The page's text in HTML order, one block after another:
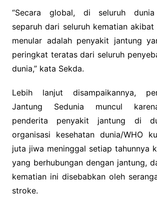
“Secara global, di seluruh dunia
separuh dari seluruh kematian
menular adalah penyakit jantung
peringkat teratas dari seluruh
dunia,” kata Sekda.
Lebih lanjut disampaikannya,
Jantung Sedunia muncul
penderita penyakit jantung di
organisasi kesehatan dunia/WHO
juta jiwa meninggal setiap tahunnya
yang berhubungan dengan jantung,
kematian ini disebabkan oleh
stroke.